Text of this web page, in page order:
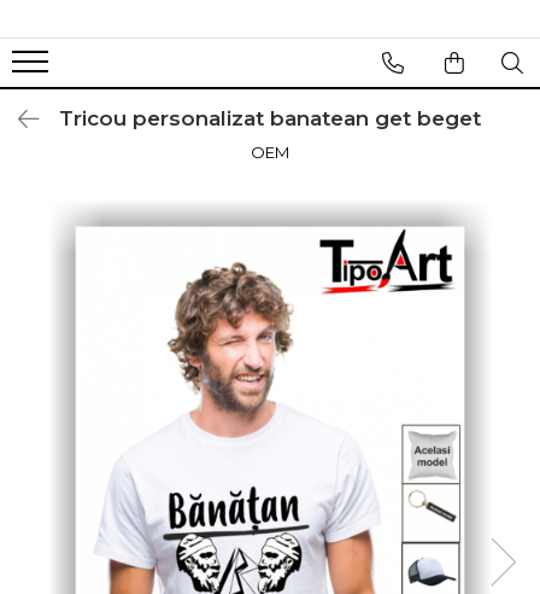
Tricou personalizat banatean get beget
OEM